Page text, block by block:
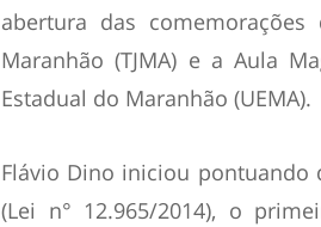
abertura das
Maranhão (TJMA) e a Aula
Estadual do Maranhão (UEMA).
Flávio Dino iniciou
(Lei n° 12.965/2014), o